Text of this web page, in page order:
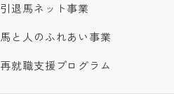
引退馬ネット事業
馬と人のふれあい事業
再就職支援プログラム